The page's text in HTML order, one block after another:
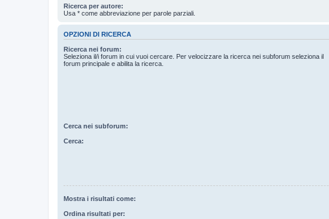
Ricerca per autore:
Usa * come abbreviazione per parole parziali.
OPZIONI DI RICERCA
Ricerca nei forum:
Seleziona il/i forum in cui vuoi cercare. Per velocizzare la ricerca nei subforum seleziona il
forum principale e abilita la ricerca.
Cerca nei subforum:
Cerca:
Mostra i risultati come:
Ordina risultati per: